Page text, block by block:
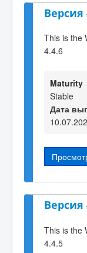
Версия
This is the
4.4.6
Maturity
Stable
Дата
Версия
This is the
4.4.5